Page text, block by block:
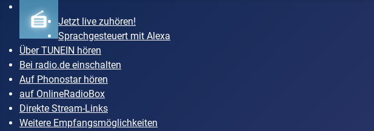
Jetzt live zuhören!
Sprachgesteuert mit Alexa
Über TUNEIN hören
Bei radio.de einschalten
Auf Phonostar hören
auf OnlineRadioBox
Direkte Stream-Links
Weitere Empfangsmöglichkeiten